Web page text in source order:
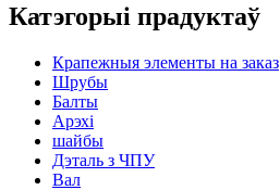
Катэгорыі прадуктаў
Крапежныя элементы на заказ
Шрубы
Балты
Арэхі
шайбы
Дэталь з ЧПУ
Вал